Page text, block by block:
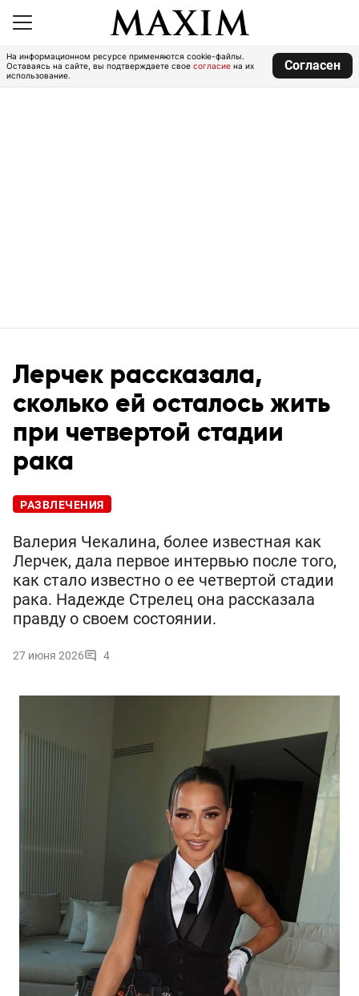
На информационном ресурсе применяются cookie-файлы.
Оставаясь на сайте, вы подтверждаете свое согласие на их
использование.
Согласен
Лерчек рассказала,
сколько ей осталось жить
при четвертой стадии
рака
РАЗВЛЕЧЕНИЯ
Валерия Чекалина, более известная как
Лерчек, дала первое интервью после того,
как стало известно о ее четвертой стадии
рака. Надежде Стрелец она рассказала
правду о своем состоянии.
27 июня 2026 4